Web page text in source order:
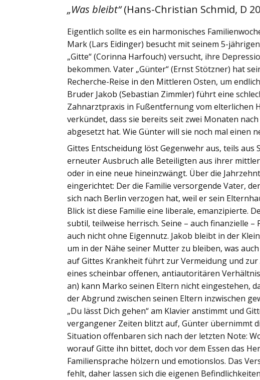
„Was bleibt“(Hans-Christian Schmid, D
Eigentlich sollte es ein harmonisches
Mark (Lars Eidinger) besucht mit seinem 5-
„Gitte“ (Corinna Harfouch) versucht, ihre
bekommen. Vater „Günter“ (Ernst Stötzner) hat
Recherche-Reise in den Mittleren Osten, um
Bruder Jakob (Sebastian Zimmler) führt eine
Zahnarztpraxis in Fußentfernung vom elterlichen
verkündet, dass sie bereits seit zwei Monaten
abgesetzt hat. Wie Günter will sie noch mal einen
Gittes Entscheidung löst Gegenwehr aus, teils
erneuter Ausbruch alle Beteiligten aus ihrer
oder in eine neue hineinzwängt. Über die
eingerichtet: Der die Familie versorgende Vater,
sich nach Berlin verzogen hat, weil er sein
Blick ist diese Familie eine liberale, emanzipierte.
subtil, teilweise herrisch. Seine – auch finanzielle
auch nicht ohne Eigennutz. Jakob bleibt in der
um in der Nähe seiner Mutter zu bleiben, was
auf Gittes Krankheit führt zur Vermeidung und
eines scheinbar offenen, antiautoritären
an) kann Marko seinen Eltern nicht eingestehen,
der Abgrund zwischen seinen Eltern inzwischen
„Du lässt Dich gehen“ am Klavier anstimmt und
vergangener Zeiten blitzt auf, Günter übernimmt
Situation offenbaren sich nach der letzten Note:
worauf Gitte ihn bittet, doch vor dem Essen das
Familiensprache hölzern und emotionslos. Das
fehlt, daher lassen sich die eigenen